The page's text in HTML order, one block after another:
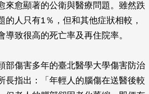
來愈顯著的公衛與醫療問題。雖然跌
的人只有1％，但和其他症狀相較，
導致很高的死亡率及再住院率。
部傷害多年的臺北醫學大學傷害防治
長指出：「年輕人的腦傷在送醫後較